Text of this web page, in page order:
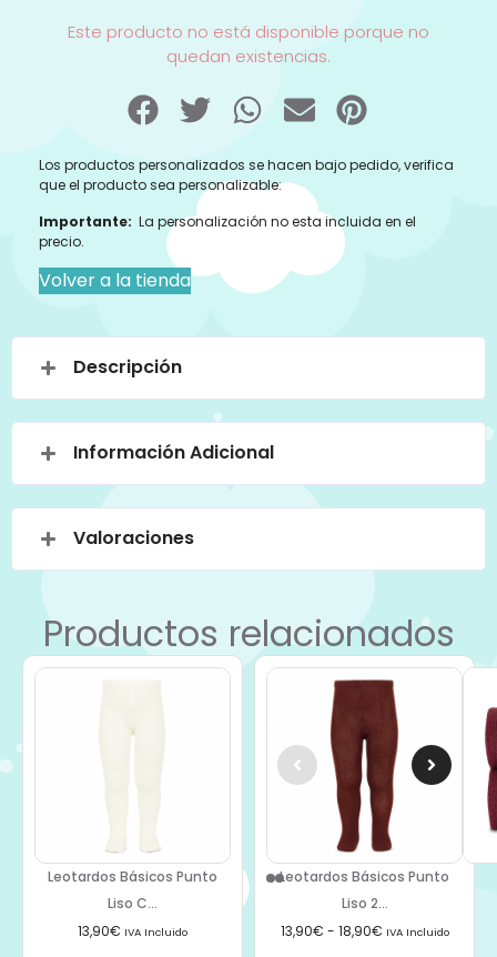
Este producto no está disponible porque no
quedan existencias.
Los productos personalizados se hacen bajo pedido, verifica
que el producto sea personalizable:
Importante: La personalización no esta incluida en el
precio.
Volver a la tienda
Descripción
Información Adicional
Valoraciones
Productos relacionados
Leotardos Básicos Punto
Liso C...
13,90€ IVA Incluido
Leotardos Básicos Punto
Liso 2...
13,90€ - 18,90€ IVA Incluido